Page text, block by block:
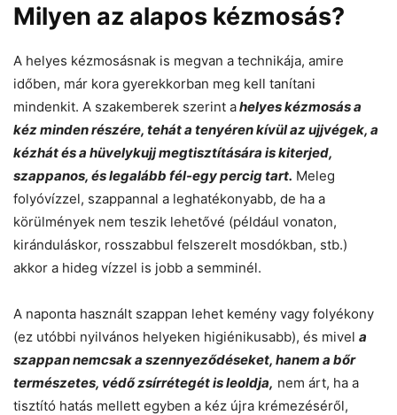
Milyen az alapos kézmosás?
A helyes kézmosásnak is megvan a technikája, amire
időben, már kora gyerekkorban meg kell tanítani
mindenkit. A szakemberek szerint ahelyes kézmosás a
kéz minden részére, tehát a tenyéren kívül az ujjvégek, a
kézhát és a hüvelykujj megtisztítására is kiterjed,
szappanos, és legalább fél-egy percig tart. Meleg
folyóvízzel, szappannal a leghatékonyabb, de ha a
körülmények nem teszik lehetővé (például vonaton,
kiránduláskor, rosszabbul felszerelt mosdókban, stb.)
akkor a hideg vízzel is jobb a semminél.
A naponta használt szappan lehet kemény vagy folyékony
(ez utóbbi nyilvános helyeken higiénikusabb), és mivel a
szappan nemcsak a szennyeződéseket, hanem a bőr
természetes, védő zsírrétegét is leoldja, nem árt, ha a
tisztító hatás mellett egyben a kéz újra krémezéséről,